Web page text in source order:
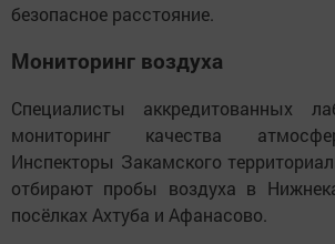
безопасное расстояние.
Мониторинг воздуха
Специалисты аккредитованных
мониторинг качества
Инспекторы Закамского
отбирают пробы воздуха в
посёлках Ахтуба и Афанасово.